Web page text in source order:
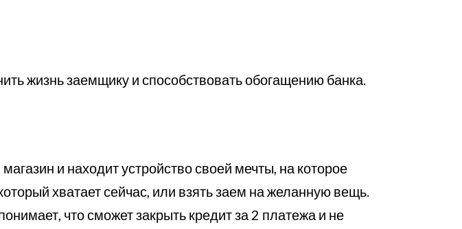
жизнь заемщику и способствовать обогащению банка.
и находит устройство своей мечты, на которое
хватает сейчас, или взять заем на желанную вещь.
что сможет закрыть кредит за 2 платежа и не